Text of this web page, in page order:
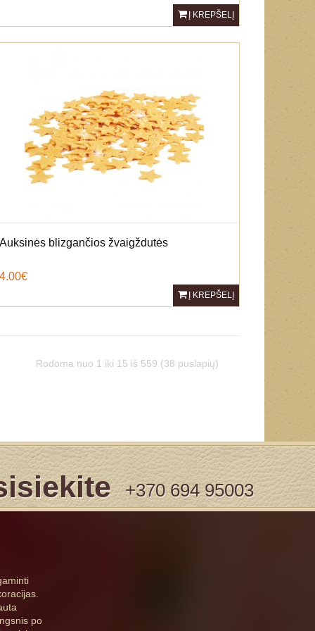
Į KREPŠELĮ
Auksinės blizgančios žvaigždutės
4.00€
Į KREPŠELĮ
Rodoma nuo 1 iki 15 iš 559 (38 puslapių)
+370 694 95003
po